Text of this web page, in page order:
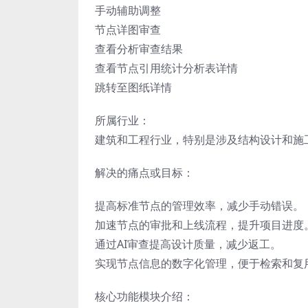
手动辅助调整
节点详图审查
查看分析审查结果
查看节点引用统计分析表详情
跳转至图纸详情
所属行业：
建筑和工程行业，特别是涉及结构设计和施
解决的痛点或目标：
提高标准节点的管理效率，减少手动错误。
加速节点的审批和上线流程，提升项目进度。
通过AI审查提高设计质量，减少返工。
实现节点信息的数字化管理，便于检索和复
核心功能模块介绍：